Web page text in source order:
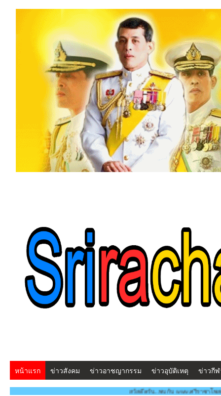
หน้าแรก ข่าวสังคม ข่าวอาชญากรรม ข่าวอุบัติเหตุ ข่าวกี
สวัสดีครับ...พบกับ www.ศรีราชาโพสต์.com โฉมใหม่!! "